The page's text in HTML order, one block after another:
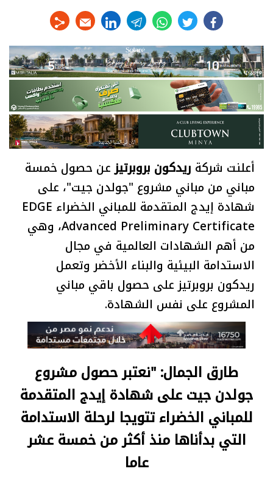
facebook
twitter
whats
telegram
linkedin
أعلنت شركة ريدكون بروبرتيزعن حصول خمسة
مباني من مباني مشروع "جولدن جيت"، على
شهادة إيدج المتقدمة للمباني الخضراء EDGE
Advanced Preliminary Certificate، وهي
من أهم الشهادات العالمية في مجال
الاستدامة البيئية والبناء الأخضر وتعمل
ريدكون بروبرتيز على حصول باقي مباني
المشروع على نفس الشهادة.
طارق الجمال: "نعتبر حصول مشروع
جولدن جيت على شهادة إيدج المتقدمة
للمباني الخضراء تتويجا لرحلة الاستدامة
التي بدأناها منذ أكثر من خمسة عشر
عاما